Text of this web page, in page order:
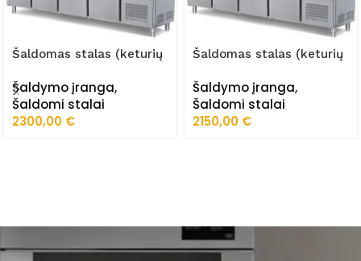
Šaldomas stalas (keturių
Šaldymo įranga,
Šaldomi stalai
2300,00 €
Šaldomas stalas (keturių
Šaldymo įranga,
Šaldomi stalai
2150,00 €